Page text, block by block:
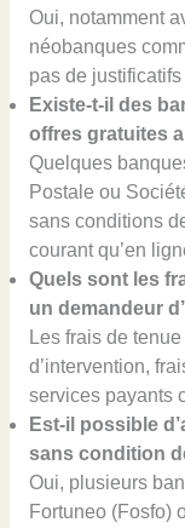
Oui, notamment
néobanques
pas de
Existe-t-il des
offres gratuites
Quelques
Postale ou
sans conditions
courant qu’en
Quels sont les
un demandeur
Les frais de
d’intervention,
services payants
Est-il possible
sans condition
Oui, plusieurs
Fortuneo (Fosfo)